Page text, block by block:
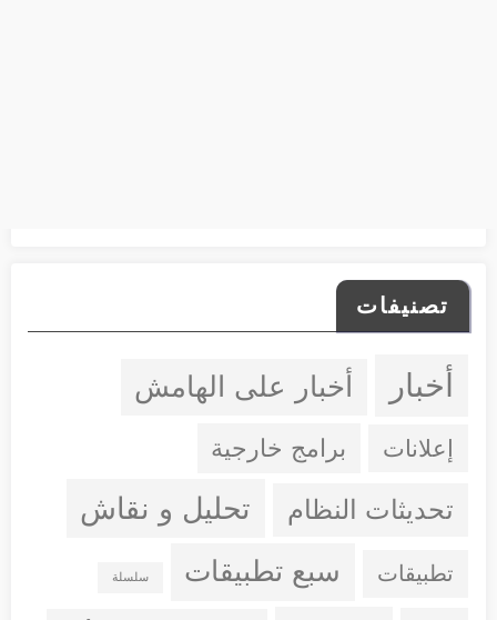
تصنيفات
أخبار أخبار على الهامش
إعلانات برامج خارجية
تحديثات النظام تحليل و نقاش
تطبيقات سبع تطبيقات سلسلة